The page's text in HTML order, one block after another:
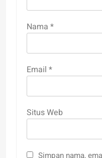
Nama *
Email *
Situs Web
Simpan nama,